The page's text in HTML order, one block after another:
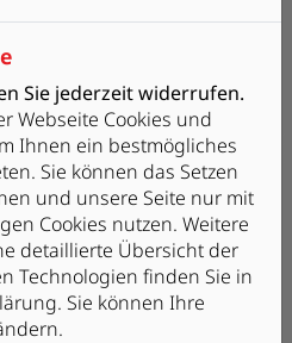
Sie jederzeit widerrufen.
Webseite Cookies und
Ihnen ein bestmögliches
Sie können das Setzen
und unsere Seite nur mit
Cookies nutzen. Weitere
detaillierte Übersicht der
Technologien finden Sie in
Sie können Ihre